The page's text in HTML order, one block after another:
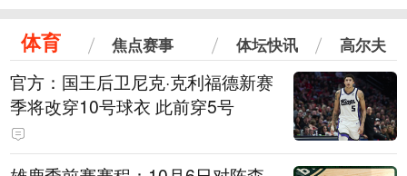
体育 焦点赛事 体坛快讯 高尔夫
官方：国王后卫尼克·克利福德新赛
季将改穿10号球衣 此前穿5号